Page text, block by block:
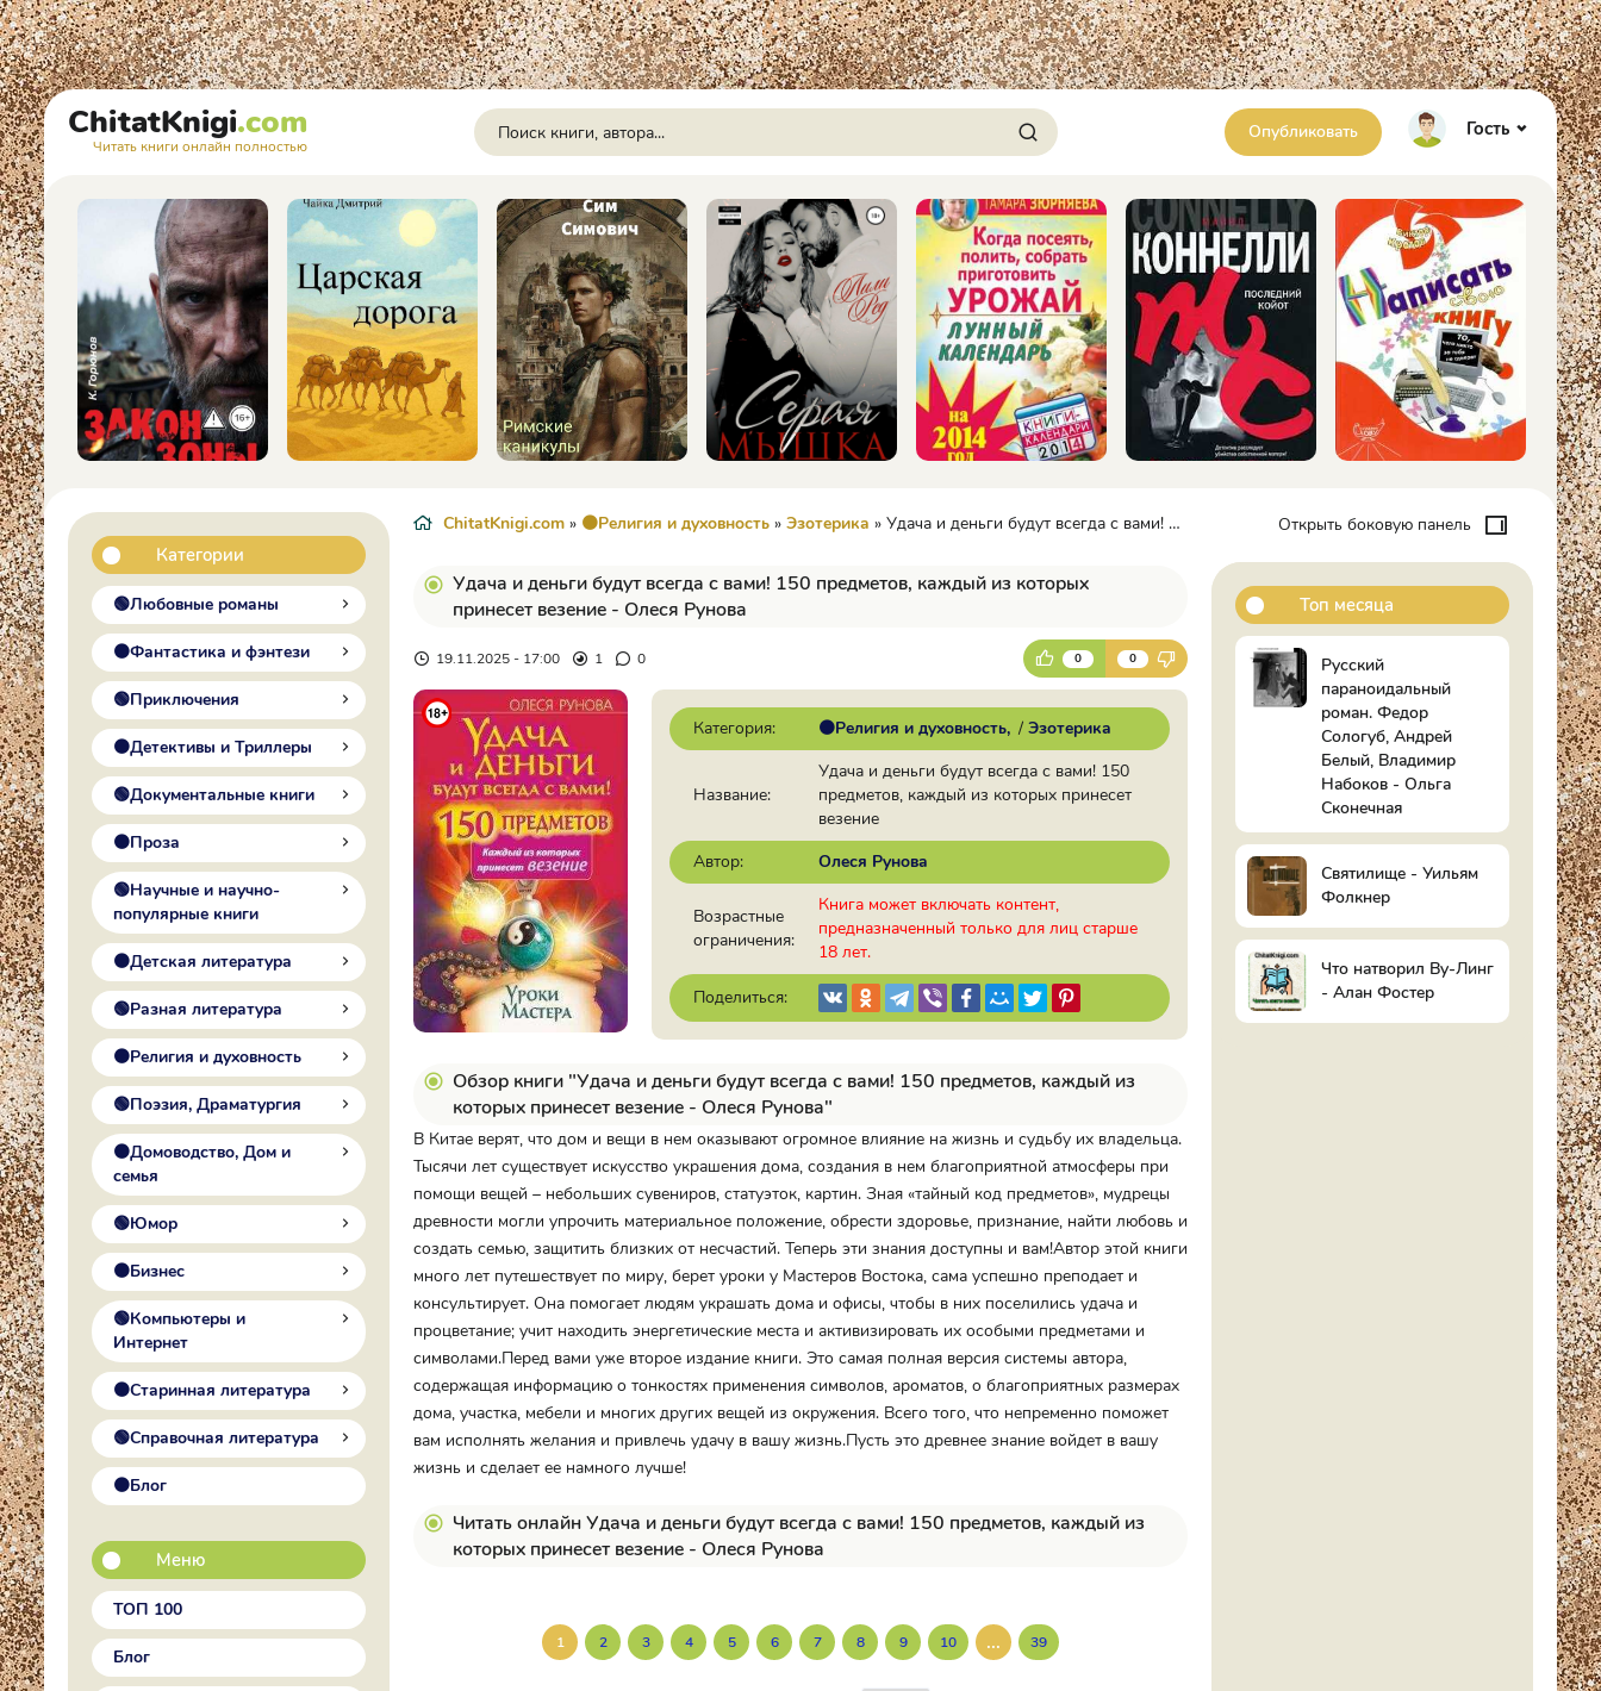
ChitatKnigi.com
Читать книги онлайн полностью
Опубликовать Гость
Категории
🟢Любовные романы
🟠Фантастика и фэнтези
🟢Приключения
🟠Детективы и Триллеры
🟢Документальные книги
🟠Проза
🟢Научные и научно-
популярные книги
🟠Детская литература
🟢Разная литература
🟠Религия и духовность
🟢Поэзия, Драматургия
🟠Домоводство, Дом и
семья
🟢Юмор
🟠Бизнес
🟢Компьютеры и
Интернет
🟠Старинная литература
🟢Справочная литература
🟠Блог
Меню
ТОП 100
Блог
ChitatKnigi.com » 🟠Религия и духовность » Эзотерика » Удача и деньги будут всегда с вами! 150 предметов, каждый из которых принесет везение - Олеся Рунова
Удача и деньги будут всегда с вами! 150 предметов, каждый из которых
принесет везение - Олеся Рунова
19.11.2025 - 17:00 1 0 0 0
Категория: 🟠Религия и духовность / Эзотерика
Название:
Удача и деньги будут всегда с вами! 150
предметов, каждый из которых принесет
везение
Автор:
Олеся Рунова
Возрастные
ограничения:
Книга может включать контент,
предназначенный только для лиц старше
18 лет.
Поделиться:
Обзор книги "Удача и деньги будут всегда с вами! 150 предметов, каждый из
которых принесет везение - Олеся Рунова"
В Китае верят, что дом и вещи в нем оказывают огромное влияние на жизнь и судьбу их владельца.
Тысячи лет существует искусство украшения дома, создания в нем благоприятной атмосферы при
помощи вещей – небольших сувениров, статуэток, картин. Зная «тайный код предметов», мудрецы
древности могли упрочить материальное положение, обрести здоровье, признание, найти любовь и
создать семью, защитить близких от несчастий. Теперь эти знания доступны и вам!Автор этой книги
много лет путешествует по миру, берет уроки у Мастеров Востока, сама успешно преподает и
консультирует. Она помогает людям украшать дома и офисы, чтобы в них поселились удача и
процветание; учит находить энергетические места и активизировать их особыми предметами и
символами.Перед вами уже второе издание книги. Это самая полная версия системы автора,
содержащая информацию о тонкостях применения символов, ароматов, о благоприятных размерах
дома, участка, мебели и многих других вещей из окружения. Всего того, что непременно поможет
вам исполнять желания и привлечь удачу в вашу жизнь.Пусть это древнее знание войдет в вашу
жизнь и сделает ее намного лучше!
Читать онлайн Удача и деньги будут всегда с вами! 150 предметов, каждый из
которых принесет везение - Олеся Рунова
1 2 3 4 5 6 7 8 9 10 ... 39
Открыть боковую панель
Топ месяца
Русский
параноидальный
роман. Федор
Сологуб, Андрей
Белый, Владимир
Набоков - Ольга
Сконечная
Святилище - Уильям
Фолкнер
Что натворил Ву-Линг
- Алан Фостер